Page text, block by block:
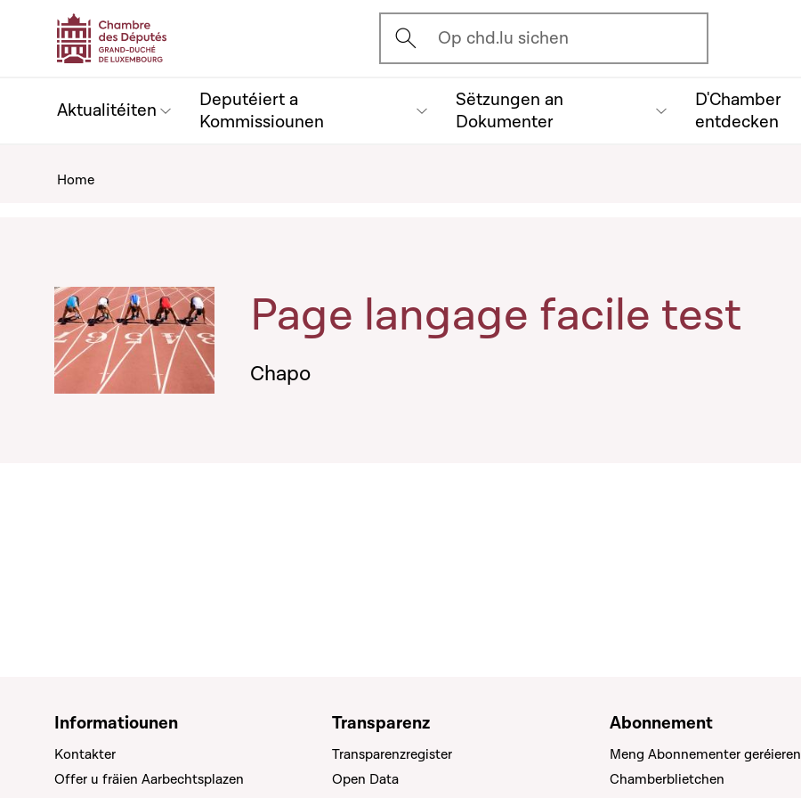
Ouvrir l'écran de recherche
Op chd.lu sichen
Aktualitéiten
Deputéiert a
Kommissiounen
Sëtzungen an
Dokumenter
D'Chamber
entdecken
Home
Page langage facile test
Chapo
Informatiounen
Kontakter
Offer u fräien Aarbechtsplazen
Transparenz
Transparenzregister
Open Data
Abonnement
Meng Abonnementer geréieren
Chamberblietchen